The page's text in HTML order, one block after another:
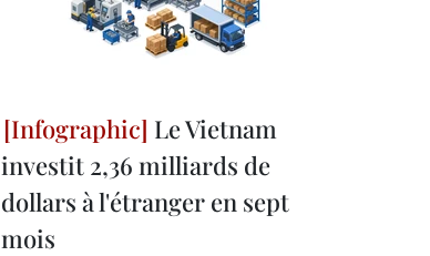
Le Vietnam
investit 2,36 milliards de
dollars à l'étranger en sept
mois